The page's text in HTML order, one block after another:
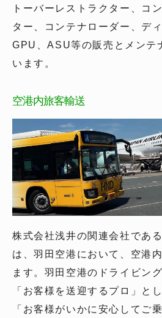
トーバーレストラクター、コ
ター、コンテナローダー、デ
GPU、ASU等の販売とメンテ
います。
空港内旅客輸送
株式会社浅井の関連会社であ
は、羽田空港において、空港
ます。羽田空港のドライビン
「お客様を送迎するプロ」と
「お客様がいかに安心してご